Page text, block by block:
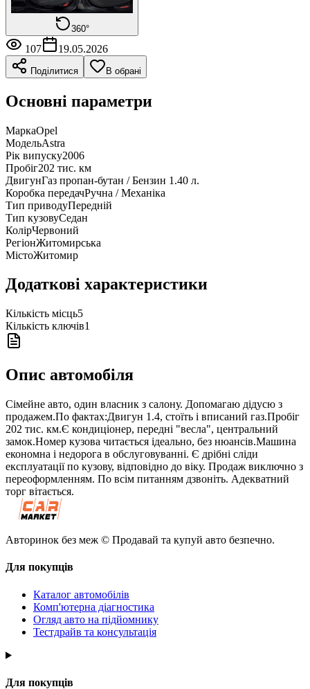
360°
107 19.05.2026
Поділитися В обрані
Основні параметри
МаркаOpel
МодельAstra
Рік випуску2006
Пробіг202 тис. км
ДвигунГаз пропан-бутан / Бензин 1.40 л.
Коробка передачРучна / Механіка
Тип приводуПередній
Тип кузовуСедан
КолірЧервоний
РегіонЖитомирська
МістоЖитомир
Додаткові характеристики
Кількість місць5
Кількість ключів1
Опис автомобіля
Сімейне авто, один власник з салону. Допомагаю дідусю з
продажем.По фактах:Двигун 1.4, стоїть і вписаний газ.Пробіг
202 тис. км.Є кондиціонер, передні "весла", центральний
замок.Номер кузова читається ідеально, без нюансів.Машина
економна і недорога в обслуговуванні. Є дрібні сліди
експлуатації по кузову, відповідно до віку. Продаж виключно з
переоформленням. По всім питанням дзвоніть. Адекватний
торг вітається.
Авторинок без меж © Продавай та купуй авто безпечно.
Для покупців
Каталог автомобілів
Комп'ютерна діагностика
Огляд авто на підйомнику
Тестдрайв та консультація
Для покупців